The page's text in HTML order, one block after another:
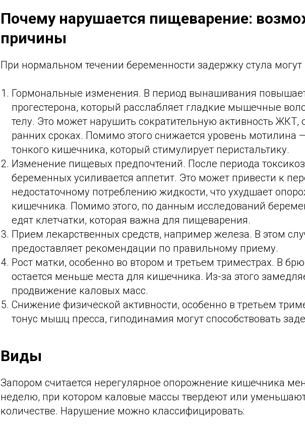
Почему нарушается пищеварение:
причины
При нормальном течении беременности задержку стула
Гормональные изменения. В период вынашивания
прогестерона, который расслабляет гладкие мышечные
телу. Это может нарушить сократительную активность ЖКТ,
ранних сроках. Помимо этого снижается уровень мотилина
тонкого кишечника, который стимулирует перистальтику.
Изменение пищевых предпочтений. После периода
беременных усиливается аппетит. Это может привести к
недостаточному потреблению жидкости, что ухудшает
кишечника. Помимо этого, по данным исследований
едят клетчатки, которая важна для пищеварения.
Прием лекарственных средств, например железа. В этом
предоставляет рекомендации по правильному приему.
Рост матки, особенно во втором и третьем триместрах. В
остается меньше места для кишечника. Из-за этого
продвижение каловых масс.
Снижение физической активности, особенно в третьем
тонус мышц пресса, гиподинамия могут способствовать
Виды
Запором считается нерегулярное опорожнение кишечника
неделю, при котором каловые массы твердеют или
количестве. Нарушение можно классифицировать: